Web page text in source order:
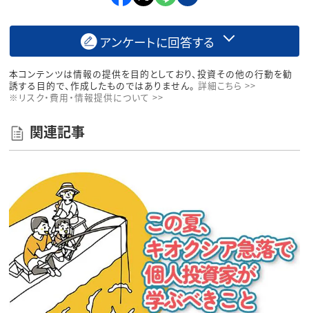
アンケートに回答する
本コンテンツは情報の提供を目的としており、投資その他の行動を勧
誘する目的で、作成したものではありません。 詳細こちら >>
※リスク・費用・情報提供について >>
関連記事